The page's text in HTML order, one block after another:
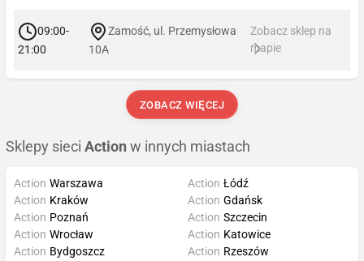
09:00-
21:00
Zamość, ul. Przemysłowa
10A
Zobacz sklep na
mapie
ZOBACZ WIĘCEJ
Sklepy sieci Action w innych miastach
Action Warszawa
Action Kraków
Action Poznań
Action Wrocław
Action Łódź
Action Gdańsk
Action Szczecin
Action Katowice
Action Bydgoszcz
Action Rzeszów